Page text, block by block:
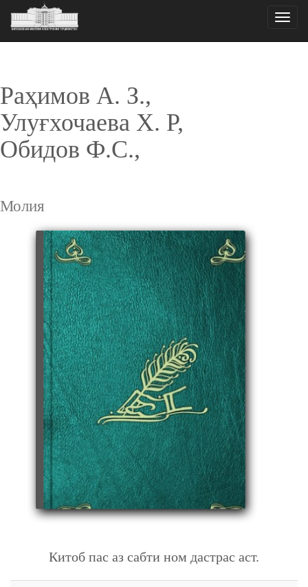
Toggle
Раҳимов А. З.,
Улуғхочаева Х. Р,
Обидов Ф.С.,
Молия
Китоб пас аз сабти ном дастрас аст.